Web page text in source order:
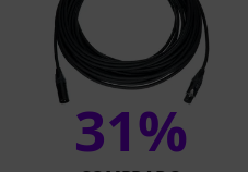
31%